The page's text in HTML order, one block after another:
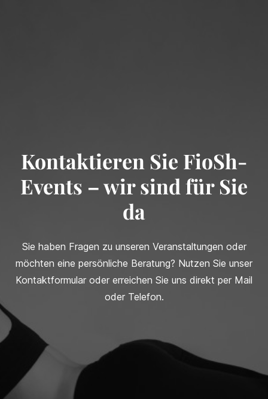
Kontaktieren Sie FioSh-
Events – wir sind für Sie
da
Sie haben Fragen zu unseren Veranstaltungen oder
möchten eine persönliche Beratung? Nutzen Sie unser
Kontaktformular oder erreichen Sie uns direkt per Mail
oder Telefon.